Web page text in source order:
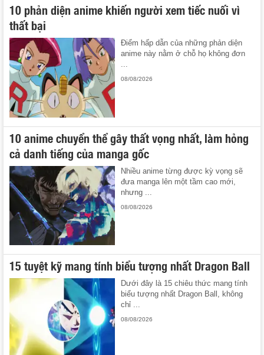
10 phản diện anime khiến người xem tiếc nuối vì
thất bại
Điểm hấp dẫn của những phản diện
anime này nằm ở chỗ họ không đơn
...
08/08/2026
10 anime chuyển thể gây thất vọng nhất, làm hỏng
cả danh tiếng của manga gốc
Nhiều anime từng được kỳ vọng sẽ
đưa manga lên một tầm cao mới,
nhưng ...
08/08/2026
15 tuyệt kỹ mang tính biểu tượng nhất Dragon Ball
Dưới đây là 15 chiêu thức mang tính
biểu tượng nhất Dragon Ball, không
chỉ ...
08/08/2026